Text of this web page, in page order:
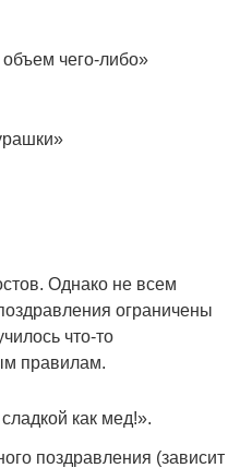
чего-либо»
Однако не всем
ограничены
что-то
правилам.
как мед!».
поздравления (зависит